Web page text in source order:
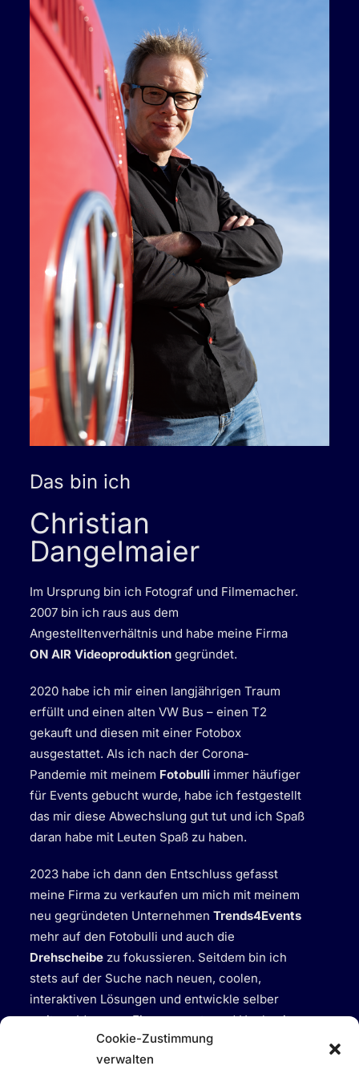
Cookie-Zustimmung
verwalten
Das bin ich
Christian
Dangelmaier
Im Ursprung bin ich Fotograf und Filmemacher.
2007 bin ich raus aus dem
Angestelltenverhältnis und habe meine Firma
ON AIR Videoproduktion gegründet.
2020 habe ich mir einen langjährigen Traum
erfüllt und einen alten VW Bus – einen T2
gekauft und diesen mit einer Fotobox
ausgestattet. Als ich nach der Corona-
Pandemie mit meinem Fotobulliimmer häufiger
für Events gebucht wurde, habe ich festgestellt
das mir diese Abwechslung gut tut und ich Spaß
daran habe mit Leuten Spaß zu haben.
2023 habe ich dann den Entschluss gefasst
meine Firma zu verkaufen um mich mit meinem
neu gegründeten Unternehmen Trends4Events
mehr auf den Fotobulli und auch die
Drehscheibezu fokussieren. Seitdem bin ich
stets auf der Suche nach neuen, coolen,
interaktiven Lösungen und entwickle selber
weitere Ideen um Firmenevents und Hochzeiten
mit meinen Services zu bereichern.